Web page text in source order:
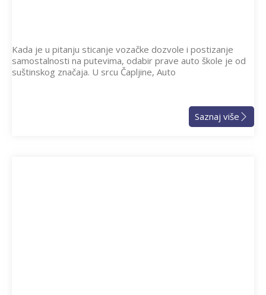
Kada je u pitanju sticanje vozačke dozvole i postizanje
samostalnosti na putevima, odabir prave auto škole je od
suštinskog značaja. U srcu Čapljine, Auto
Saznaj više